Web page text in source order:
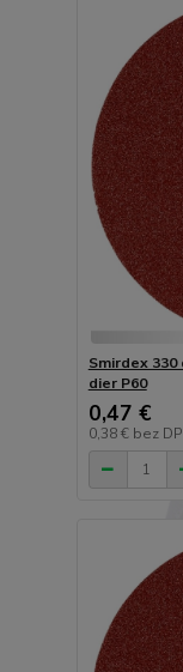
Smirdex 330
dier P60
0,47 €
0,38 € bez